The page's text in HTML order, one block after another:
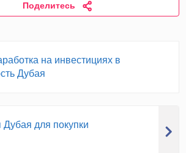
Поделитесь
на инвестициях в
Дубая
для покупки